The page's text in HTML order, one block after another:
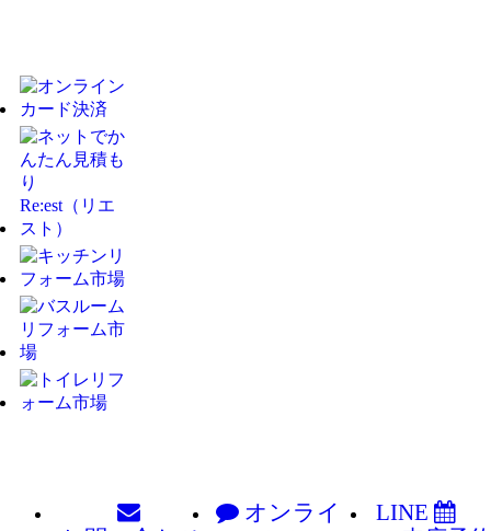
オンライ
LINE